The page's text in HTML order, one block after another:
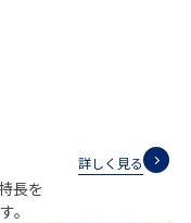
詳しく見る
長を
。